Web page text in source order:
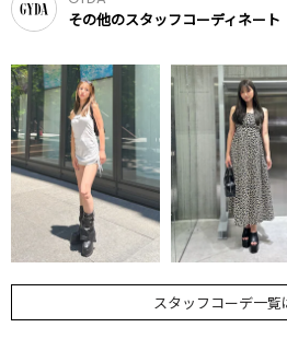
その他のスタッフコーディネート
スタッフコーデ一覧